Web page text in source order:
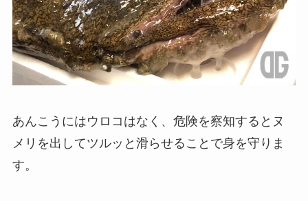
あんこうにはウロコはなく、危険を察知するとヌ
メリを出してツルッと滑らせることで身を守りま
す。